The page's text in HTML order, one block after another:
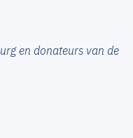
en donateurs van de